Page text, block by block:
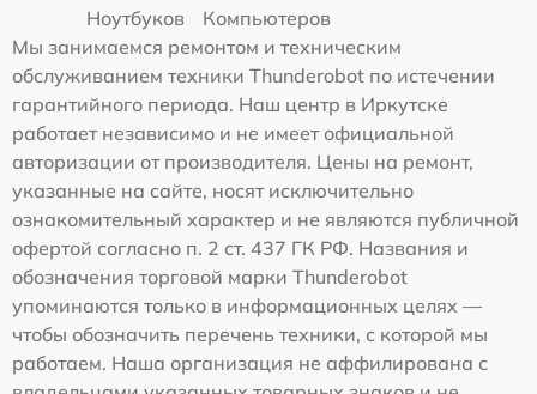
Ноутбуков
Компьютеров
Мы занимаемся ремонтом и техническим
обслуживанием техники Thunderobot по истечении
гарантийного периода. Наш центр в Иркутске
работает независимо и не имеет официальной
авторизации от производителя. Цены на ремонт,
указанные на сайте, носят исключительно
ознакомительный характер и не являются публичной
офертой согласно п. 2 ст. 437 ГК РФ. Названия и
обозначения торговой марки Thunderobot
упоминаются только в информационных целях —
чтобы обозначить перечень техники, с которой мы
работаем. Наша организация не аффилирована с